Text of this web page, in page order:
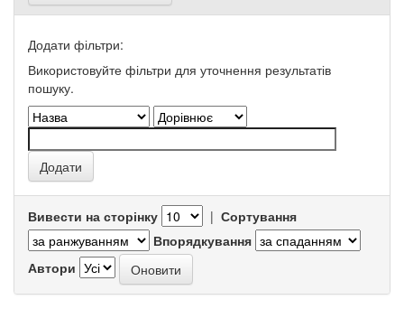
Додати фільтри:
Використовуйте фільтри для уточнення результатів
пошуку.
Вивести на сторінку | Сортування
Впорядкування
Автори